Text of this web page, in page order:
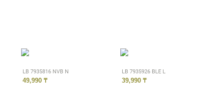
LB 7935816 NVB N
49,990 ₸
LB 7935926 BLE L
39,990 ₸